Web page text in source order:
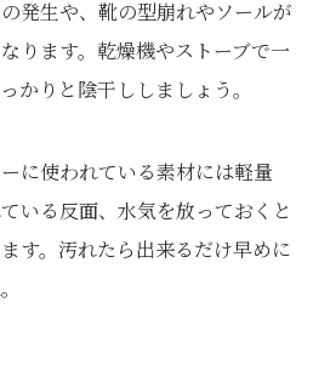
発生や、靴の型崩れやソールが
ります。 乾燥機やストーブで一
かりと陰干ししましょう。
に使われている素材には軽量
いる反面、水気を放っておくと
す。汚れたら出来るだけ早めに